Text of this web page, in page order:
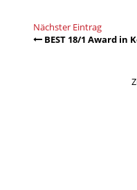
Nächster Eintrag
BEST 18/1 Award in